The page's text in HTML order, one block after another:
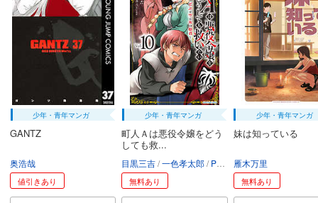
少年・青年マンガ
GANTZ
奥浩哉
値引きあり
少年・青年マンガ
町人Ａは悪役令嬢をどう
しても救...
目黒三吉 一色孝太郎 Parum
無料あり
少年・青年マンガ
妹は知っている
雁木万里
無料あり